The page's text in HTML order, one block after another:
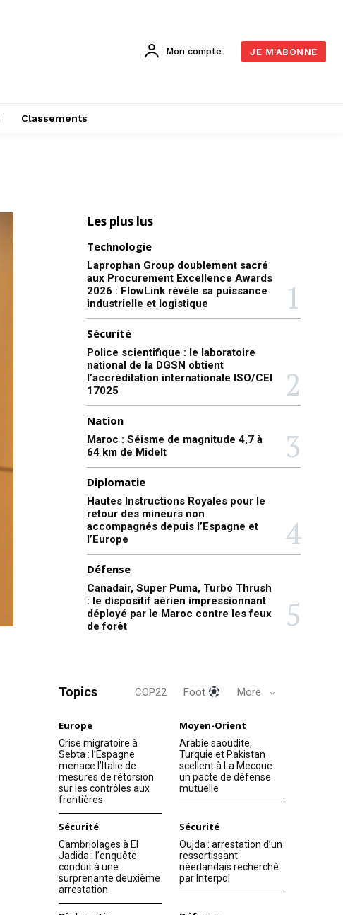
Mon compte JE M'ABONNE
Classements
Les plus lus
Technologie
Laprophan Group doublement sacré
aux Procurement Excellence Awards
2026 : FlowLink révèle sa puissance
industrielle et logistique
Sécurité
Police scientifique : le laboratoire
national de la DGSN obtient
l’accréditation internationale ISO/CEI
17025
Nation
Maroc : Séisme de magnitude 4,7 à
64 km de Midelt
Diplomatie
Hautes Instructions Royales pour le
retour des mineurs non
accompagnés depuis l’Espagne et
l’Europe
Défense
Canadair, Super Puma, Turbo Thrush
: le dispositif aérien impressionnant
déployé par le Maroc contre les feux
de forêt
Topics COP22 Foot More
Europe
Crise migratoire à
Sebta : l’Espagne
menace l’Italie de
mesures de rétorsion
sur les contrôles aux
frontières
Moyen-Orient
Arabie saoudite,
Turquie et Pakistan
scellent à La Mecque
un pacte de défense
mutuelle
Sécurité
Cambriolages à El
Jadida : l’enquête
conduit à une
surprenante deuxième
arrestation
Sécurité
Oujda : arrestation d’un
ressortissant
néerlandais recherché
par Interpol